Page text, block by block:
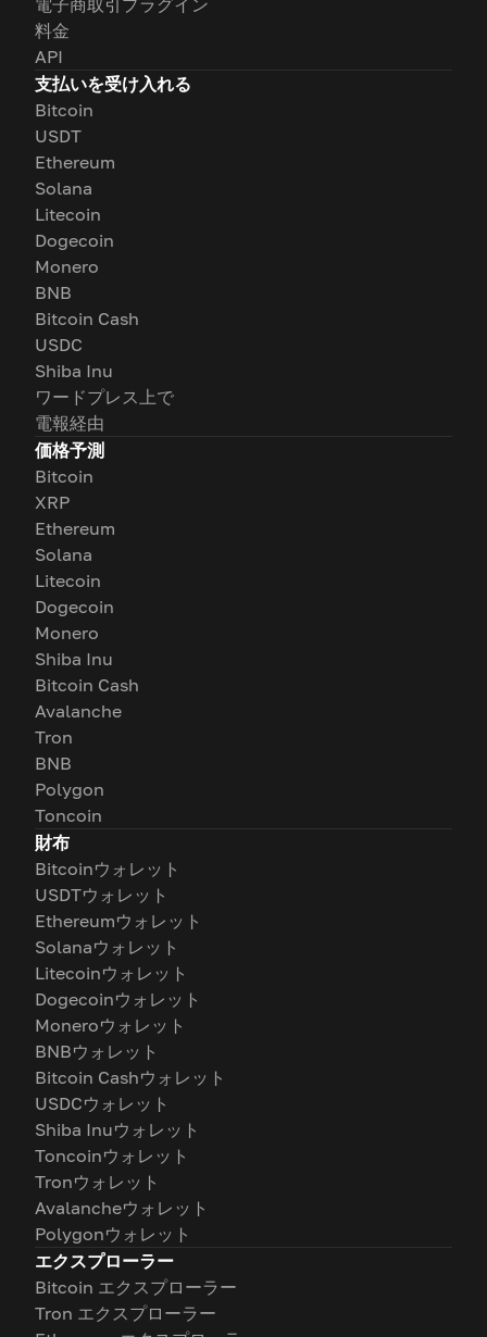
電子商取引プラグイン
料金
API
支払いを受け入れる
Bitcoin
USDT
Ethereum
Solana
Litecoin
Dogecoin
Monero
BNB
Bitcoin Cash
USDC
Shiba Inu
ワードプレス上で
電報経由
価格予測
Bitcoin
XRP
Ethereum
Solana
Litecoin
Dogecoin
Monero
Shiba Inu
Bitcoin Cash
Avalanche
Tron
BNB
Polygon
Toncoin
財布
Bitcoinウォレット
USDTウォレット
Ethereumウォレット
Solanaウォレット
Litecoinウォレット
Dogecoinウォレット
Moneroウォレット
BNBウォレット
Bitcoin Cashウォレット
USDCウォレット
Shiba Inuウォレット
Toncoinウォレット
Tronウォレット
Avalancheウォレット
Polygonウォレット
エクスプローラー
Bitcoin エクスプローラー
Tron エクスプローラー